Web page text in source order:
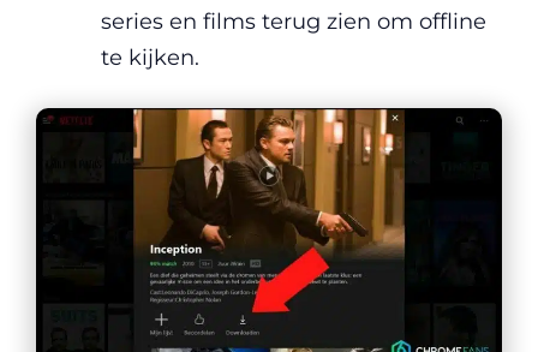
series en films terug zien om offline
te kijken.